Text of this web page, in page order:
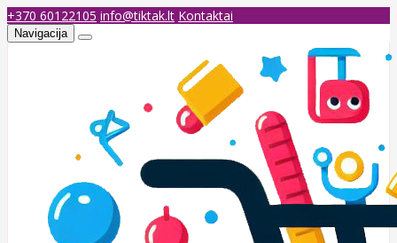
+370 60122105 info@tiktak.lt Kontaktai
Navigacija